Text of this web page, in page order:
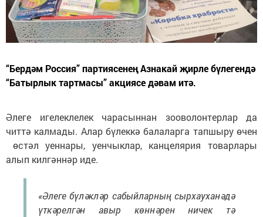
“Бердәм Россия” партиясенең Азнакай җирле бүлегендә
“Батырлык тартмасы” акциясе дәвам итә.
Әлеге игелеклелек чарасыннан зооволонтерлар да
читтә калмады. Алар бүлеккә балаларга тапшыру өчен
өстәл уеннары, уенчыклар, канцелярия товарлары
алып килгәннәр иде.
«Әлеге бүләкләр сабыйларның сырхауханәдә
үткәрелгән авыр көннәрен ничек тә